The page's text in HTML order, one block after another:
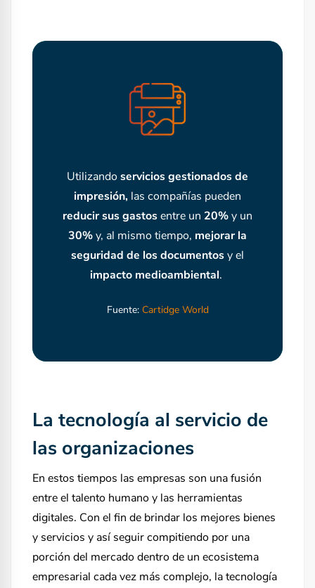
Utilizando servicios gestionados de
impresión, las compañías pueden
reducir sus gastosentre un 20%y un
30%y, al mismo tiempo, mejorar la
seguridad de los documentosy el
impacto medioambiental.
Fuente: Cartidge World
La tecnología al servicio de
las organizaciones
En estos tiempos las empresas son una fusión
entre el talento humano y las herramientas
digitales. Con el fin de brindar los mejores bienes
y servicios y así seguir compitiendo por una
porción del mercado dentro de un ecosistema
empresarial cada vez más complejo, la tecnología